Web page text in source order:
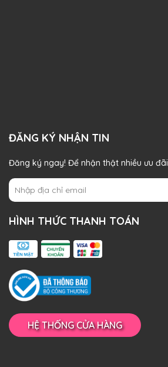
ĐĂNG KÝ NHẬN TIN
Đăng ký ngay! Để nhận thật nhiều ưu đãi
HÌNH THỨC THANH TOÁN
HỆ THỐNG CỬA HÀNG